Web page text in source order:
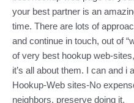
your best partner is an
time. There are lots of
and continue in touch, out of
of very best hookup web-
it’s all about them. I can and i
Hookup-Web sites-No
neighbors, preserve doing it.